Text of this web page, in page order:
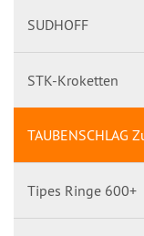
SUDHOFF
STK-Kroketten
TAUBENSCHLAG
Tipes Ringe 600+